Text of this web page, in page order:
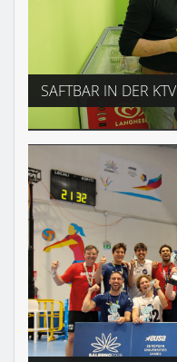
SAFTBAR IN DER KTV